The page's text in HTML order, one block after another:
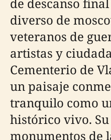
diverso de
veteranos de
artistas y
Cementerio de
un paisaje
tranquilo como
histórico vivo.
monumentos de